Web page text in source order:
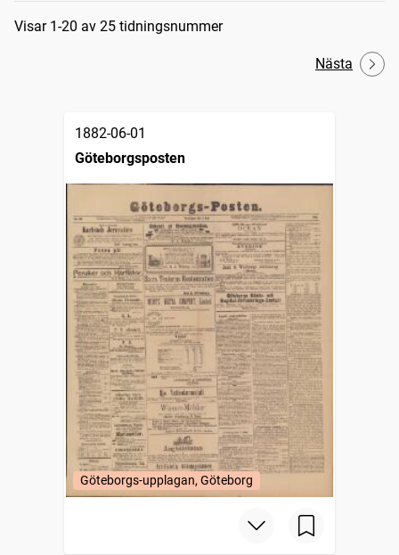
Sökresultat
Visar 1-20 av 25 tidningsnummer
Nästa
1882-06-01
Göteborgsposten
Göteborgs-upplagan, Göteborg